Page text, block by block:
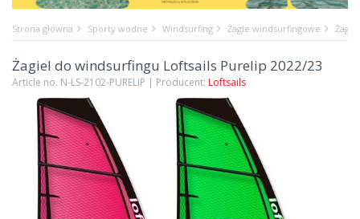
Strona główna Sporty wodne Windsurfing Żagle windsurfingowe
Żagiel do windsurfingu Loftsails Purelip 2022/23
Article no. N-LS-2102-PURELIP | Producent: Loftsails